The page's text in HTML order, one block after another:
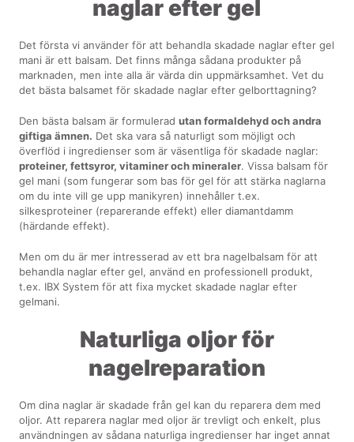
naglar efter gel
Det första vi använder för att behandla skadade naglar efter gel
mani är ett balsam. Det finns många sådana produkter på
marknaden, men inte alla är värda din uppmärksamhet. Vet du
det bästa balsamet för skadade naglar efter gelborttagning?
Den bästa balsam är formuleradutan formaldehyd och andra
giftiga ämnen. Det ska vara så naturligt som möjligt och
överflöd i ingredienser som är väsentliga för skadade naglar:
proteiner, fettsyror, vitaminer och mineraler. Vissa balsam för
gel mani (som fungerar som bas för gel för att stärka naglarna
om du inte vill ge upp manikyren) innehåller t.ex.
silkesproteiner (reparerande effekt) eller diamantdamm
(härdande effekt).
Men om du är mer intresserad av ett bra nagelbalsam för att
behandla naglar efter gel, använd en professionell produkt,
t.ex. IBX System för att fixa mycket skadade naglar efter
gelmani.
Naturliga oljor för
nagelreparation
Om dina naglar är skadade från gel kan du reparera dem med
oljor. Att reparera naglar med oljor är trevligt och enkelt, plus
användningen av sådana naturliga ingredienser har inget annat